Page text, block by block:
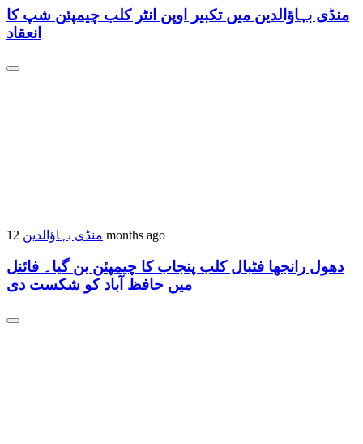
منڈی بہاؤالدین میں تکبیر اوپن انٹر کلب چیمپئن شپ کا
انعقاد
منڈی بہاؤالدین 12 months ago
دھول رانجھا فٹبال کلب پنجاب کا چیمپئن بن گیا۔ فائنل
میں حافظ آباد کو شکست دی